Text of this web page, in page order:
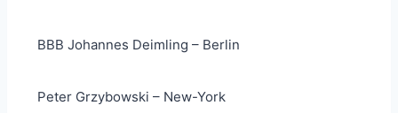
BBB Johannes Deimling – Berlin
Peter Grzybowski – New-York